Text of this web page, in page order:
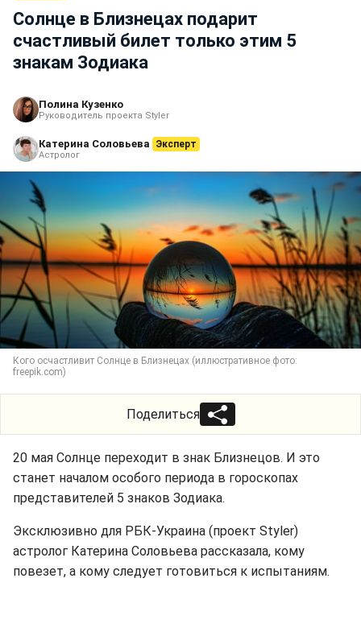
Солнце в Близнецах подарит
счастливый билет только этим 5
знакам Зодиака
Полина Кузенко
Руководитель проекта Styler
Катерина Соловьева Эксперт
Астролог
Кого осчастливит Солнце в Близнецах (иллюстративное фото:
freepik.com)
Поделиться
20 мая Солнце переходит в знак Близнецов. И это
станет началом особого периода в гороскопах
представителей 5 знаков Зодиака.
Эксклюзивно для РБК-Украина (проект Styler)
астролог Катерина Соловьева рассказала, кому
повезет, а кому следует готовиться к испытаниям.